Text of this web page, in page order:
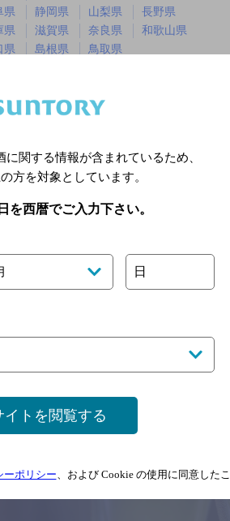
県 静岡県 山梨県
長野県
県 滋賀県 奈良県
和歌山県
県 島根県
鳥取県
※店舗によりハイボール取り扱い銘
ご意見・ご感想
念のためお店にご確
に関する情報が含まれているため、
方を対象としています。
を西暦でご入力下さい。
日
イトを閲覧する
ーポリシー、および Cookie の使用に同意した